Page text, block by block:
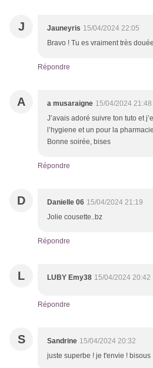
J Jauneyris 15/04/2024 22:05
Bravo ! Tu es vraiment très
Répondre
A a musaraigne 15/04/2024 21:48
J’avais adoré suivre ton tuto et
l’hygiene et un pour la
Bonne soirée, bises
Répondre
D Danielle 06 15/04/2024 21:19
Jolie cousette..bz
Répondre
L LUBY Emy38 15/04/2024 20:42
Répondre
S Sandrine 15/04/2024 20:32
juste superbe ! je t'envie ! bisous